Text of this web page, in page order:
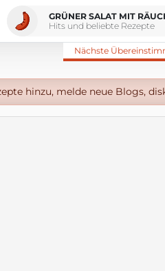
Hits und beliebte Rezepte
Nächste
hinzu, melde neue Blogs,